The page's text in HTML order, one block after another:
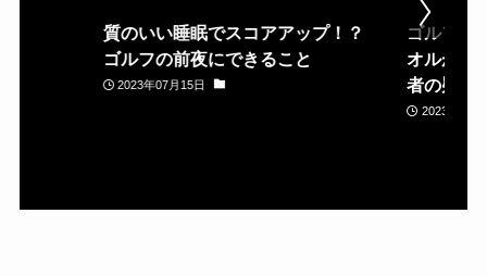
質のいい睡眠でスコアアップ！？
ゴルフの前夜にできること
2023年07月15日
ゴルフ場
オルが置
者の疑問
2023年05月